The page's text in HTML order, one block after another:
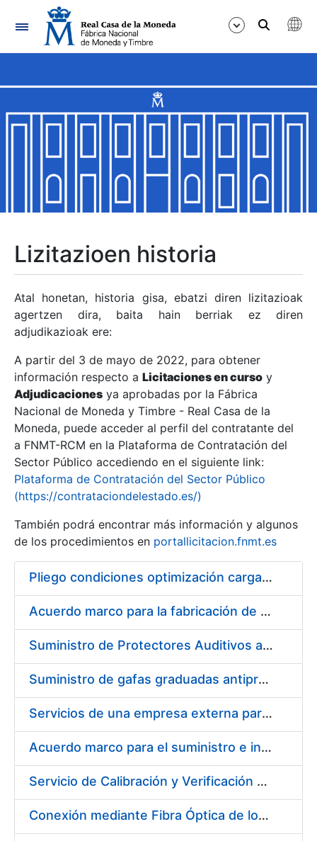
Nabigazioa
Erakutsi/Ezkutatu
Erakutsi/Ezkutatu
Erakutsi/Ezkutatu
Erakutsi/Ezkutatu
Erakutsi/Ezkutatu
Erakutsi/Ezkutatu
Erakutsi/Ezkutatu
Erakutsi/Ezkutatu
Lizitazioen historia
Atal honetan, historia gisa, ebatzi diren lizitazioak
agertzen dira, baita hain berriak ez diren
adjudikazioak ere:
A partir del 3 de mayo de 2022, para obtener
información respecto a Licitaciones en curso y
Adjudicaciones ya aprobadas por la Fábrica
Nacional de Moneda y Timbre - Real Casa de la
Moneda, puede acceder al perfil del contratante del
a FNMT-RCM en la Plataforma de Contratación del
Sector Público accediendo en el siguiente link:
Plataforma de Contratación del Sector Público
(https://contrataciondelestado.es/)
También podrá encontrar más información y algunos
de los procedimientos en portallicitacion.fnmt.es
Pliego condiciones optimización cargas compras firmado
Acuerdo marco para la fabricación de piezas
Suministro de Protectores Auditivos a medida para las personas trabajadoras de los Centros de Trabajo de Madrid y Burgos
Suministro de gafas graduadas antiproyecciones para los trabajadores de la FNMT-RCM en los centros de trabajo de Madrid y Burgos
Servicios de una empresa externa para el asesoramiento y resolución de los recursos de alzada que se presentan relacionados con procesos de selección para la FNMT-RCM
Acuerdo marco para el suministro e instalación de persianas, estores y otros complementos
Servicio de Calibración y Verificación Externa de los Equipos de Medición del Servicio de Prevención de la FNMT-RCM
Conexión mediante Fibra Óptica de los Centros de Proceso de Datos (CPDs) de las sedes de la FNMT-RCM de Burgos y Madrid